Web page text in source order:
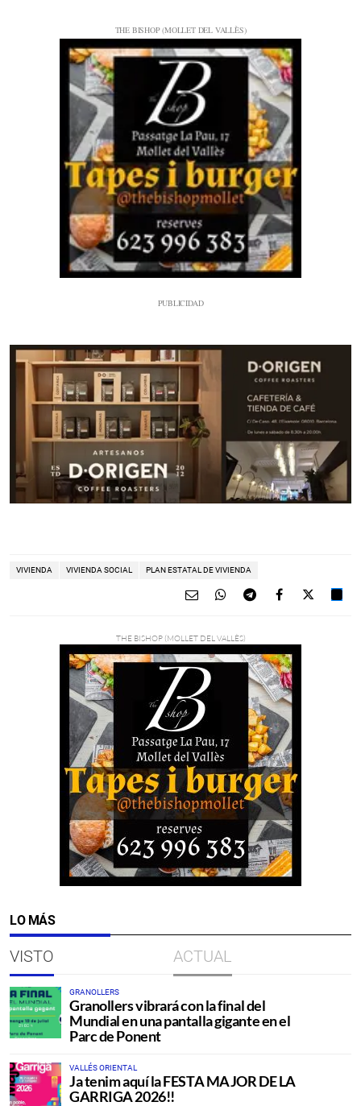
VIVIENDA VIVIENDA SOCIAL PLAN ESTATAL DE VIVIENDA
LO MÁS
VISTO ACTUAL
GRANOLLERS
Granollers vibrará con la final del
Mundial en una pantalla gigante en el
Parc de Ponent
VALLÉS ORIENTAL
Ja tenim aquí la FESTA MAJOR DE LA
GARRIGA 2026!!